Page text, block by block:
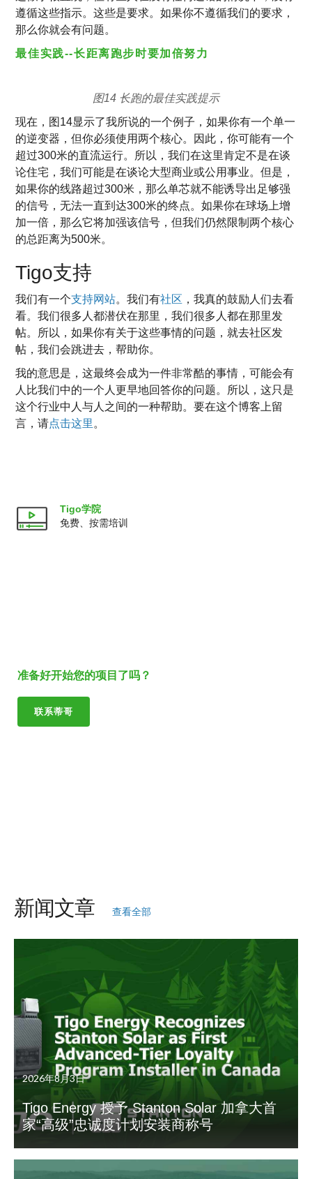
Tigo学院
免费、按需培训
准备好开始您的项目了吗？
联系蒂哥
遵循这些指示。这些是要求。如果你不遵循我们的要求，
那么你就会有问题。
最佳实践--长距离跑步时要加倍努力
图14 长跑的最佳实践提示
现在，图14显示了我所说的一个例子，如果你有一个单一
的逆变器，但你必须使用两个核心。因此，你可能有一个
超过300米的直流运行。所以，我们在这里肯定不是在谈
论住宅，我们可能是在谈论大型商业或公用事业。但是，
如果你的线路超过300米，那么单芯就不能诱导出足够强
的信号，无法一直到达300米的终点。如果你在球场上增
加一倍，那么它将加强该信号，但我们仍然限制两个核心
的总距离为500米。
Tigo支持
我们有一个支持网站。我们有社区 ，我真的鼓励人们去看
看。我们很多人都潜伏在那里，我们很多人都在那里发
帖。所以，如果你有关于这些事情的问题，就去社区发
帖，我们会跳进去，帮助你。
我的意思是，这最终会成为一件非常酷的事情，可能会有
人比我们中的一个人更早地回答你的问题。所以，这只是
这个行业中人与人之间的一种帮助。要在这个博客上留
言，请点击这里 。
新闻文章 查看全部
2026年8月3日
Tigo Energy 授予 Stanton Solar 加拿大首
家“高级”忠诚度计划安装商称号